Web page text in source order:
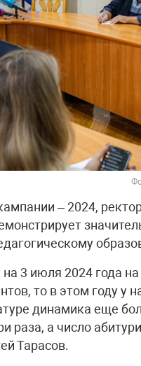
– 2024,
3 июля 2024 года
то в этом году у
динамика еще
раза, а число
Тарасов.